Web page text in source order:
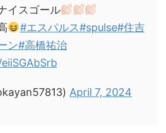
イスゴール
#エスパルス#spulse#住吉
ン#高橋祐治
April 7, 2024